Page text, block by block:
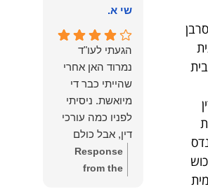
משרד עורכי דין
ונוטריון
יהודה, תודה
שמחנו מאוד
לשמוע שהייעוץ
עזר לך ושהיית
מרוצה.
מבחינתנו הוגנות
ומקצועיות הן
מעל הכל. נשמח
תמיד לעמוד
לרשותך בהמשך
שי א.
הגעתי לעו"ד
נמרוד האן אחרי
שהייתי כבר די
מיואשת. ניסיתי
לפניו כמה עורכי
דין, אבל כולם
נרתעו כי היה
מדובר בנושא
Response
from the